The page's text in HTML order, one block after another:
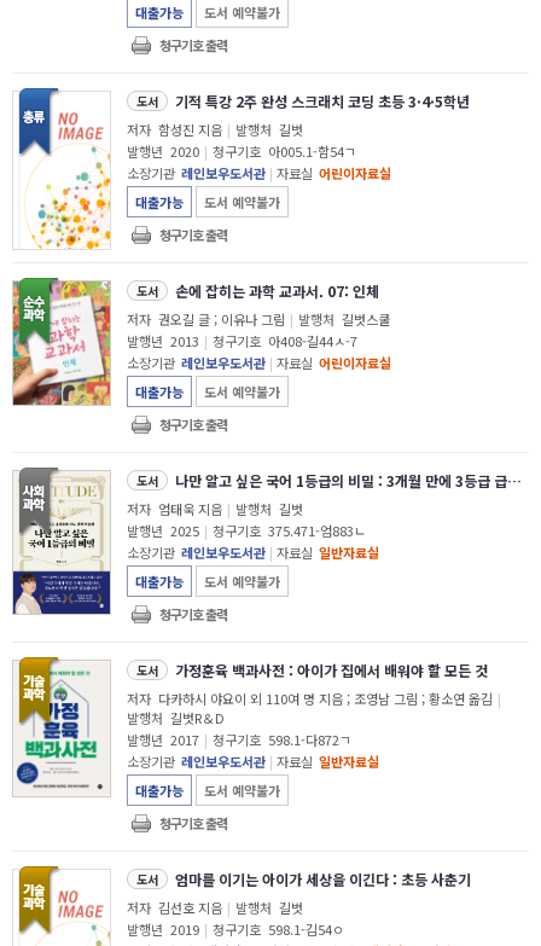
대출가능
도서 예약불가
청구기호 출력
도서 기적 특강 2주 완성 스크래치 코딩 초등 3·4·5학년
저자 함성진 지음 | 발행처 길벗
발행년 2020 | 청구기호 아005.1-함54ㄱ
소장기관 레인보우도서관 | 자료실 어린이자료실
대출가능
도서 예약불가
청구기호 출력
도서 손에 잡히는 과학 교과서. 07: 인체
저자 권오길 글 ; 이유나 그림 | 발행처 길벗스쿨
발행년 2013 | 청구기호 아408-길44ㅅ-7
소장기관 레인보우도서관 | 자료실 어린이자료실
대출가능
도서 예약불가
청구기호 출력
도서 나만 알고 싶은 국어 1등급의 비밀 : 3개월 만에 3등급 급상승한 태도 리셋 학습법
저자 엄태욱 지음 | 발행처 길벗
발행년 2025 | 청구기호 375.471-엄883ㄴ
소장기관 레인보우도서관 | 자료실 일반자료실
대출가능
도서 예약불가
청구기호 출력
도서 가정훈육 백과사전 : 아이가 집에서 배워야 할 모든 것
저자 다카하시 야요이 외 110여 명 지음 ; 조영남 그림 ; 황소연 옮김 |
발행처 길벗R＆D
발행년 2017 | 청구기호 598.1-다872ㄱ
소장기관 레인보우도서관 | 자료실 일반자료실
대출가능
도서 예약불가
청구기호 출력
도서 엄마를 이기는 아이가 세상을 이긴다 : 초등 사춘기
저자 김선호 지음 | 발행처 길벗
발행년 2019 | 청구기호 598.1-김54ㅇ